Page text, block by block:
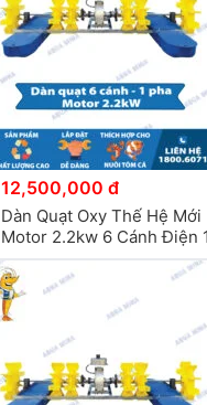
12,500,000 đ
Dàn Quạt Oxy Thế Hệ
Motor 2.2kw 6 Cánh Điện